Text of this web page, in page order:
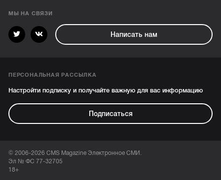
МЫ НА СВЯЗИ
Написать нам
ПЕРСОНАЛЬНАЯ РАССЫЛКА
Настройти подписку и получайте важную для вас информацию
Подписаться
© 2006-2026 CMS Magazine Электронное СМИ.
Эл № ФС 77-32705
18+